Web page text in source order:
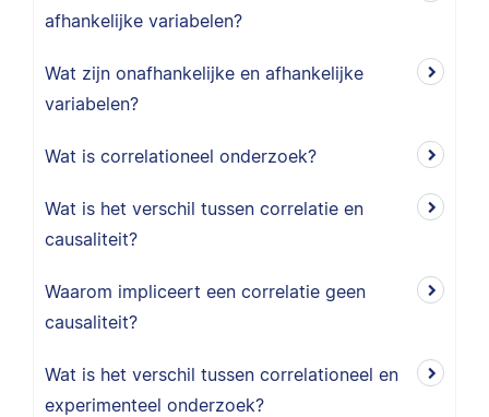
afhankelijke variabelen?
Wat zijn onafhankelijke en afhankelijke
variabelen?
Wat is correlationeel onderzoek?
Wat is het verschil tussen correlatie en
causaliteit?
Waarom impliceert een correlatie geen
causaliteit?
Wat is het verschil tussen correlationeel en
experimenteel onderzoek?